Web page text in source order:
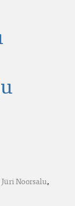
Jüri Noorsalu,